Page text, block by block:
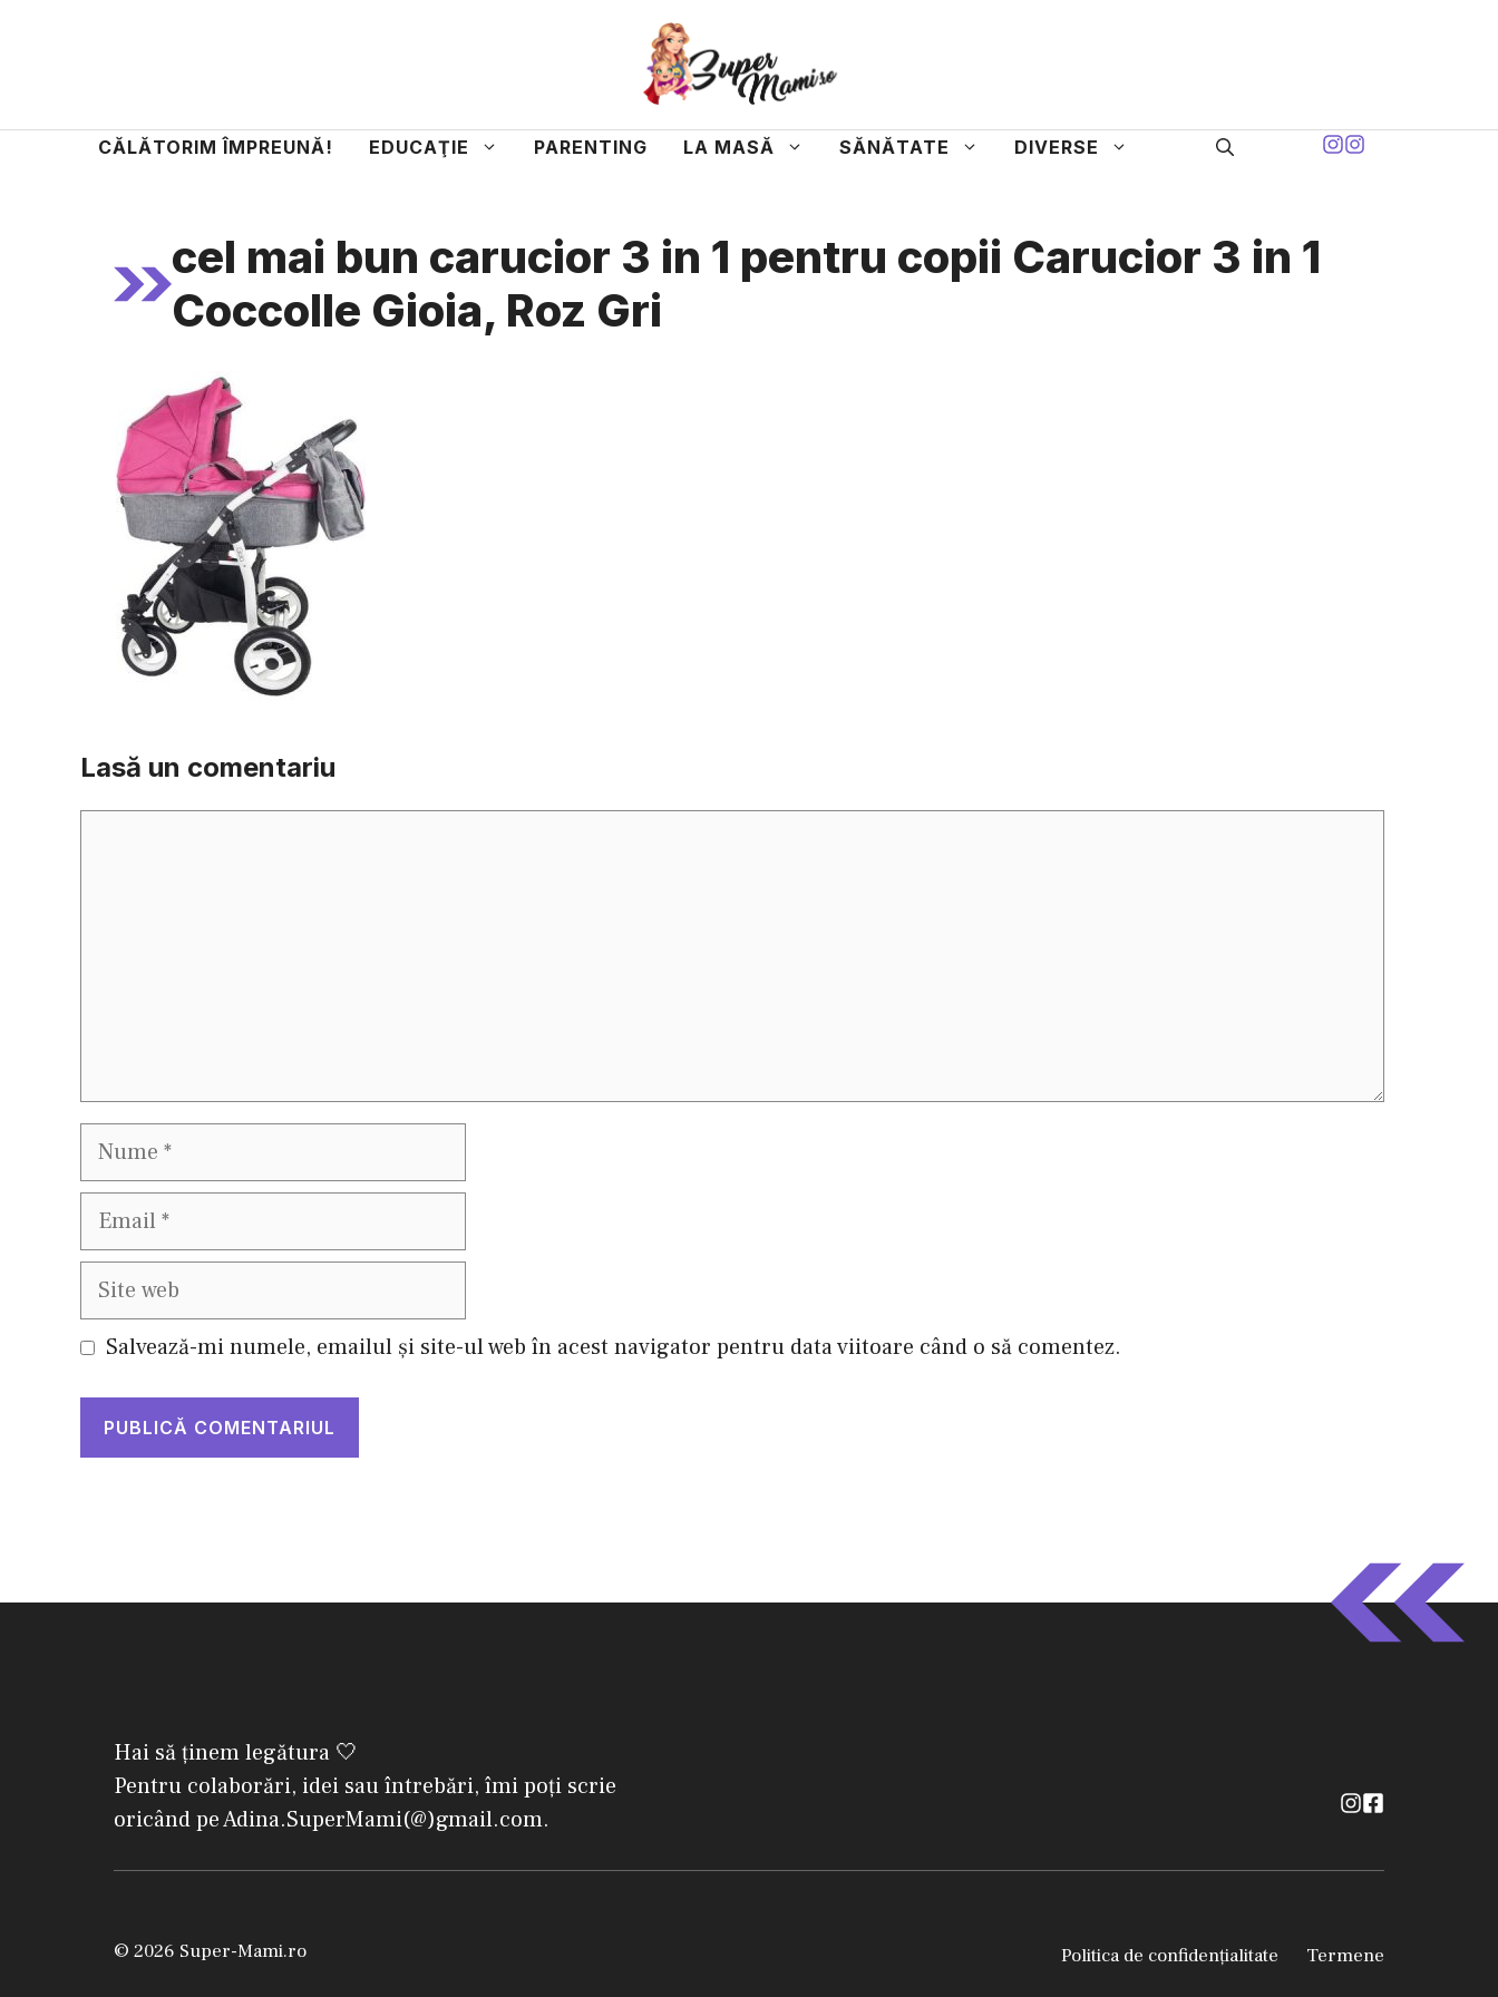
CĂLĂTORIM ÎMPREUNĂ! EDUCAŢIE PARENTING LA MASĂ SĂNĂTATE DIVERSE
cel mai bun carucior 3 in 1 pentru copii Carucior 3 in 1
Coccolle Gioia, Roz Gri
Lasă un comentariu
Nume
Email
Site
web
Salvează-mi numele, emailul și site-ul web în acest navigator pentru data viitoare când o să comentez.
Hai să ținem legătura 🤍
Pentru colaborări, idei sau întrebări, îmi poți scrie
oricând pe Adina.SuperMami(@)gmail.com.
© 2026 Super-Mami.ro Politica de confidențialitate Termene